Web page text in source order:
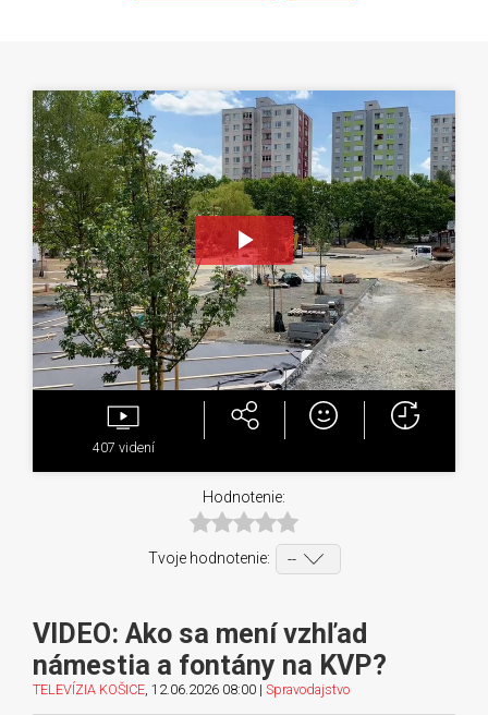
Play
Video
407videní
Hodnotenie:
Tvoje hodnotenie:
VIDEO: Ako sa mení vzhľad
námestia a fontány na KVP?
TELEVÍZIA KOŠICE , 12.06.2026 08:00 | Spravodajstvo